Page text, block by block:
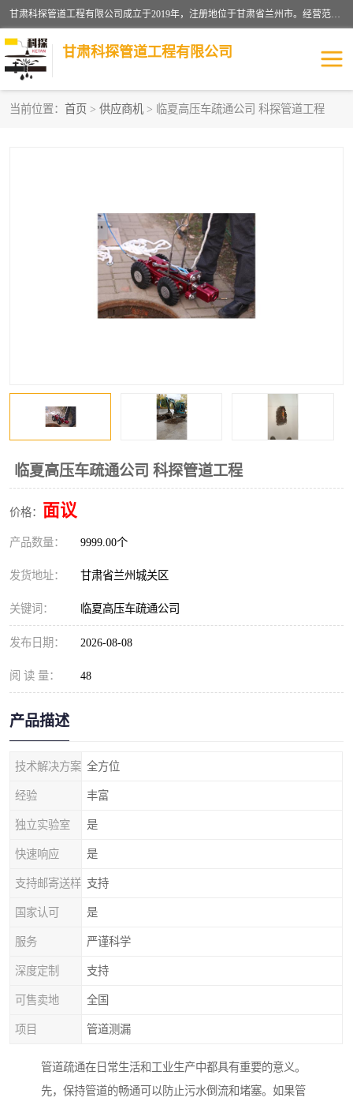
甘肃科探管道工程有限公司成立于2019年，注册地位于甘肃省兰州市。经营范围包括管道安装、清洗、疏通、维修、检测，防水工程，工程钻孔，化粪池清理，暖气安装，给排水管道安装维修，室内外管道如消防、供水、供热管道漏水检测定位，室内外防水堵漏等。
甘肃科探管道工程有限公司
当前位置： 首页 > 供应商机 > 临夏高压车疏通公司 科探管道工程
临夏高压车疏通公司 科探管道工程
价格： 面议
产品数量： 9999.00个
发货地址： 甘肃省兰州城关区
关键词： 临夏高压车疏通公司
发布日期： 2026-08-08
阅 读 量： 48
产品描述
技术解决方案 全方位
经验 丰富
独立实验室 是
快速响应 是
支持邮寄送样 支持
国家认可 是
服务 严谨科学
深度定制 支持
可售卖地 全国
项目 管道测漏
管道疏通在日常生活和工业生产中都具有重要的意义。
先，保持管道的畅通可以防止污水倒流和堵塞。如果管
供热管道漏水 排水管道漏水
自来水管漏水 管道疏通
高压车疏通清淤